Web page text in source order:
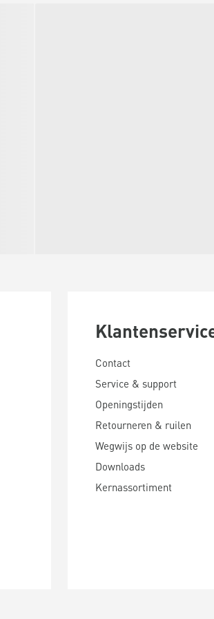
Contact
Service & support
Openingstijden
Retourneren & ruilen
Wegwijs op de website
Downloads
Kernassortiment